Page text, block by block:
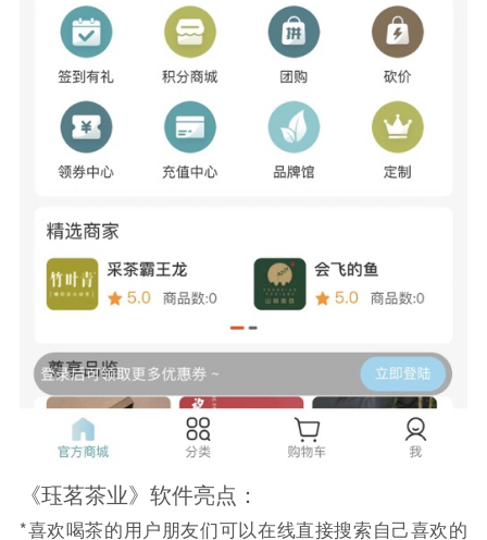
《珏茗茶业》软件亮点：
*喜欢喝茶的用户朋友们可以在线直接搜索自己喜欢的